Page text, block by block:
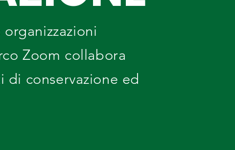
Zoom collabora
conservazione ed